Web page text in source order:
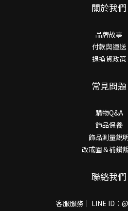
關於我們
品牌故事
付款與運送
退換貨政策
常見問題
購物Q&A
飾品保養
飾品測量說
改戒圍＆補鑽
聯絡我們
客服服務｜ LINE ID：